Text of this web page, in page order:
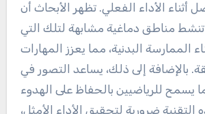
أثناء الأداء الفعلي. تظهر الأبحاث أن
تنشط مناطق دماغية مشابهة لتلك التي
الممارسة البدنية، مما يعزز المهارات
بالإضافة إلى ذلك، يساعد التصور في
يسمح للرياضيين بالحفاظ على الهدوء
ضرورية لتحقيق الأداء الأمثل،